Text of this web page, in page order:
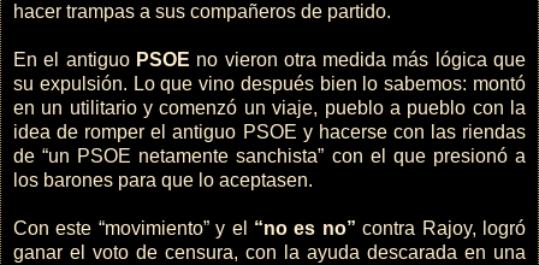
hacer trampas a sus compañeros de partido.
En el antiguo PSOE no vieron otra medida más lógica que
su expulsión. Lo que vino después bien lo sabemos: montó
en un utilitario y comenzó un viaje, pueblo a pueblo con la
idea de romper el antiguo PSOE y hacerse con las riendas
de “un PSOE netamente sanchista” con el que presionó a
los barones para que lo aceptasen.
Con este “movimiento” y el “no es no”contra Rajoy, logró
ganar el voto de censura, con la ayuda descarada en una